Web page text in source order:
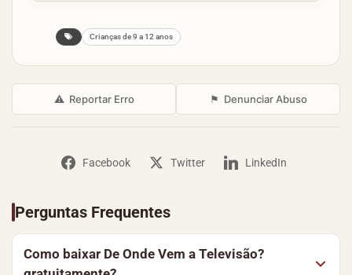
Crianças de 9 a 12 anos
⚠ Reportar Erro ⚑ Denunciar Abuso
Facebook Twitter LinkedIn
Perguntas Frequentes
Como baixar De Onde Vem a Televisão?